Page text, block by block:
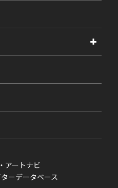
アートナビ
ーデータベース